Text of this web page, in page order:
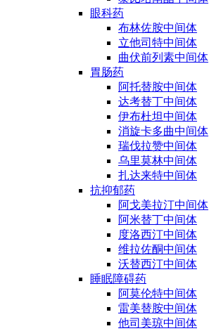
眼科药
布林佐胺中间体
立他司特中间体
曲伏前列素中间体
胃肠药
阿托替胺中间体
达考替丁中间体
伊布杜坦中间体
消旋卡多曲中间体
瑞伐拉赞中间体
乌里莫林中间体
扎达来特中间体
抗抑郁药
阿戈美拉汀中间体
阿米替丁中间体
度洛西汀中间体
维拉佐酮中间体
沃替西汀中间体
睡眠障碍药
阿莫伦特中间体
雷美替胺中间体
他司美琼中间体